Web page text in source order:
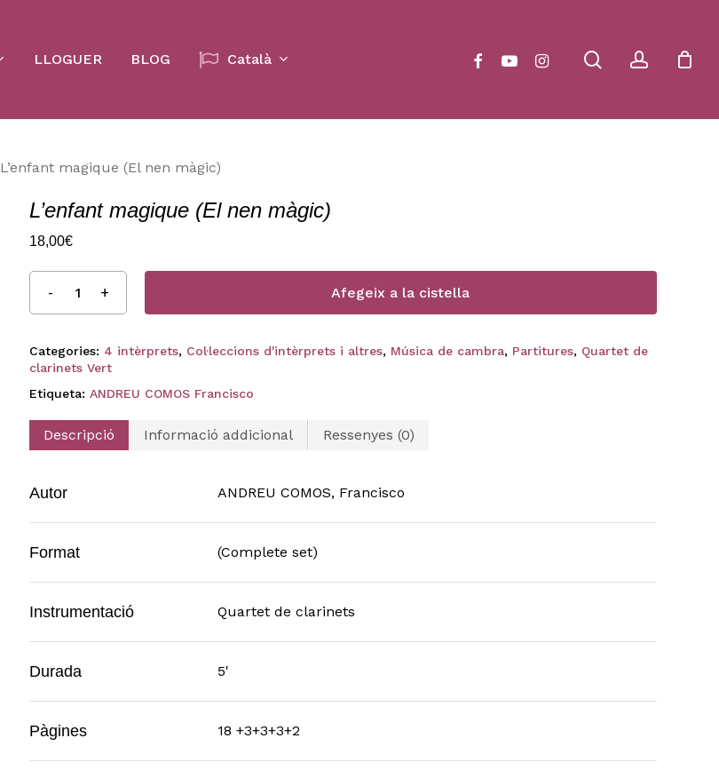
LLOGUER BLOG Català searchaccount
facebookyoutubeinstagram Cart
L’enfant magique (El nen màgic)
L’enfant magique (El nen màgic)
18,00€
Afegeix a la cistella
Categories: 4 intèrprets, Col·leccions d'intèrprets i altres, Música de cambra, Partitures, Quartet de
clarinets Vert
Etiqueta: ANDREU COMOS Francisco
Descripció Informació addicional Ressenyes (0)
Autor ANDREU COMOS, Francisco
Format (Complete set)
Instrumentació Quartet de clarinets
Durada 5'
Pàgines 18 +3+3+3+2